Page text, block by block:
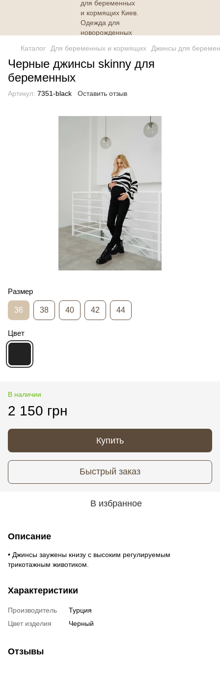
Каталог Для беременных и кормящих Джинсы для
Черные джинсы skinny для
беременных
Артикул: 7351-black Оставить отзыв
Размер
36 38 40 42 44
Цвет
В наличии
2 150 грн
Купить
Быстрый заказ
В избранное
Описание
• Джинсы заужены книзу с высоким регулируемым
трикотажным животиком.
Характеристики
Производитель
Турция
Цвет изделия
Черный
Отзывы